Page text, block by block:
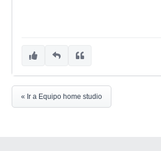
« Ir a Equipo home studio